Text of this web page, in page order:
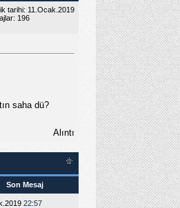
tarihi: 11.Ocak.2019
196
saha dü?
Alıntı
Son Mesaj
22:57